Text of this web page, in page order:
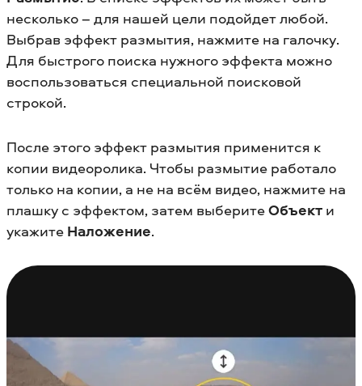
несколько – для нашей цели подойдет любой.
Выбрав эффект размытия, нажмите на галочку.
Для быстрого поиска нужного эффекта можно
воспользоваться специальной поисковой
строкой.
После этого эффект размытия применится к
копии видеоролика. Чтобы размытие работало
только на копии, а не на всём видео, нажмите на
плашку с эффектом, затем выберитеОбъект и
укажите Наложение.